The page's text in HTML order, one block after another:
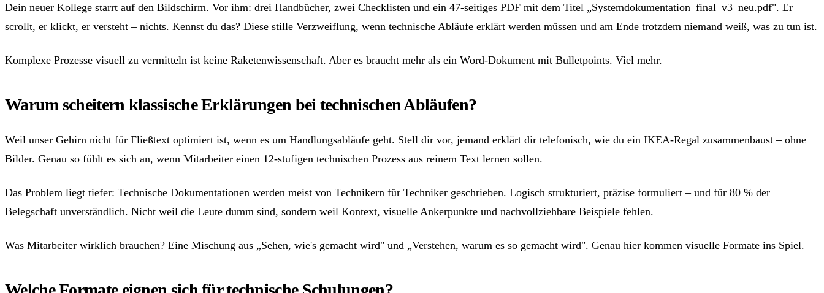
Dein neuer Kollege starrt auf den Bildschirm. Vor ihm: drei Handbücher, zwei Checklisten und ein 47-seitiges PDF mit dem Titel „Systemdokumentation_final_v3_neu.pdf". Er
scrollt, er klickt, er versteht – nichts. Kennst du das? Diese stille Verzweiflung, wenn technische Abläufe erklärt werden müssen und am Ende trotzdem niemand weiß, was zu tun ist.
Komplexe Prozesse visuell zu vermitteln ist keine Raketenwissenschaft. Aber es braucht mehr als ein Word-Dokument mit Bulletpoints. Viel mehr.
Warum scheitern klassische Erklärungen bei technischen Abläufen?
Weil unser Gehirn nicht für Fließtext optimiert ist, wenn es um Handlungsabläufe geht. Stell dir vor, jemand erklärt dir telefonisch, wie du ein IKEA-Regal zusammenbaust – ohne
Bilder. Genau so fühlt es sich an, wenn Mitarbeiter einen 12-stufigen technischen Prozess aus reinem Text lernen sollen.
Das Problem liegt tiefer: Technische Dokumentationen werden meist von Technikern für Techniker geschrieben. Logisch strukturiert, präzise formuliert – und für 80 % der
Belegschaft unverständlich. Nicht weil die Leute dumm sind, sondern weil Kontext, visuelle Ankerpunkte und nachvollziehbare Beispiele fehlen.
Was Mitarbeiter wirklich brauchen? Eine Mischung aus „Sehen, wie's gemacht wird" und „Verstehen, warum es so gemacht wird". Genau hier kommen visuelle Formate ins Spiel.